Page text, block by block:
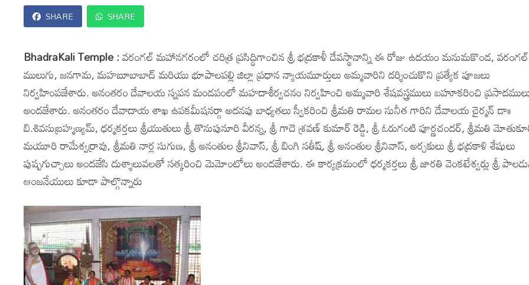
SHARE SHARE
BhadraKali Temple :వరంగల్ మహానగరంలో చరిత్ర ప్రసిద్ధిగాంచిన శ్రీ భద్రకాళీ దేవస్థానాన్ని ఈ రోజు ఉదయం మనుమకొండ,
ములుగు, జనగామ, మహబూబాబాద్ మరియు భూపాలపల్లి జిల్లా ప్రధాన న్యాయమూర్తులు అమ్మవారిని దర్శించుకొని ప్రత్యేక పూజలు
నిర్వహింపజేశారు. అనంతరం దేవాలయ స్నపన మండపంలో మహదాశీర్వచనం నిర్వహించి అమ్మవారి శేషవస్త్రములు బహూకరించి
అందజేశారు. అనంతరం దేవాదాయ శాఖ ఉపకమీషనర్గా అదనపు బాధ్యతలు స్వీకరించి శ్రీమతి రామల సునీత గారిని దేవాలయ చైర్మన్ డా॥
బి.శివసుబ్రహ్మణ్యమ్, ధర్మకర్తలు శ్రీయుతులు శ్రీ తొనుపునూరి వీరన్న, శ్రీ గాదె శ్రవణ్ కుమార్ రెడ్డి, శ్రీ ఓరుగంటి పూర్ణచందర్, శ్రీమతి
మయూరి రామేశ్వర్రావు, శ్రీమతి నార్ల సుగుణ, శ్రీ అనంతుల శ్రీనివాస్, శ్రీ బింగి సతీష్, శ్రీ అనంతుల శ్రీనివాస్, అర్చకులు శ్రీ భద్రకాళి శేషులు
పుష్పగుచ్చాలు అందజేసి దుశ్శాలువలతో సత్కరించి మెమోంటోలు అందజేశారు. ఈ కార్యక్రమంలో ధర్మకర్తలు శ్రీ జారతి వెంకటేశ్వర్లు శ్రీ
ఆంజనేయులు కూడా పాల్గొన్నారు